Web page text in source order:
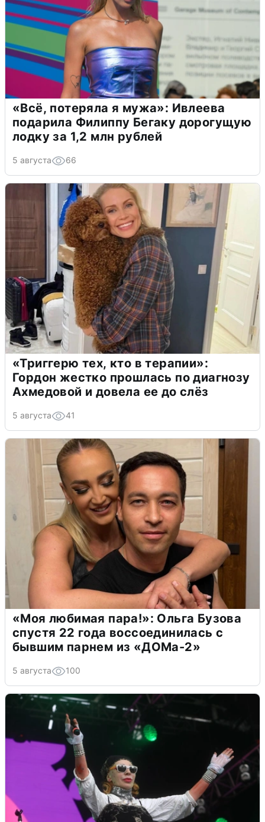
«Всё, потеряла я мужа»: Ивлеева
подарила Филиппу Бегаку дорогущую
лодку за 1,2 млн рублей
5 августа 66
«Триггерю тех, кто в терапии»:
Гордон жестко прошлась по диагнозу
Ахмедовой и довела ее до слёз
5 августа 41
«Моя любимая пара!»: Ольга Бузова
спустя 22 года воссоединилась с
бывшим парнем из «ДОМа-2»
5 августа 100